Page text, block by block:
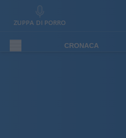
ZUPPA DI PORRO
CRONACA